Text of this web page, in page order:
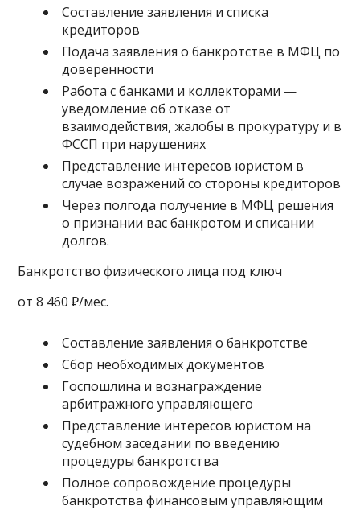
Составление заявления и списка
кредиторов
Подача заявления о банкротстве в МФЦ по
доверенности
Работа с банками и коллекторами —
уведомление об отказе от
взаимодействия, жалобы в прокуратуру и в
ФССП при нарушениях
Представление интересов юристом в
случае возражений со стороны кредиторов
Через полгода получение в МФЦ решения
о признании вас банкротом и списании
долгов.
Банкротство физического лица под ключ
от 8 460 ₽/мес.
Составление заявления о банкротстве
Сбор необходимых документов
Госпошлина и вознаграждение
арбитражного управляющего
Представление интересов юристом на
судебном заседании по введению
процедуры банкротства
Полное сопровождение процедуры
банкротства финансовым управляющим